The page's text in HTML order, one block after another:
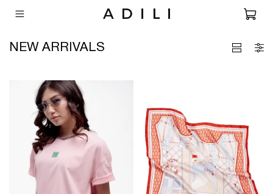
NEW ARRIVALS